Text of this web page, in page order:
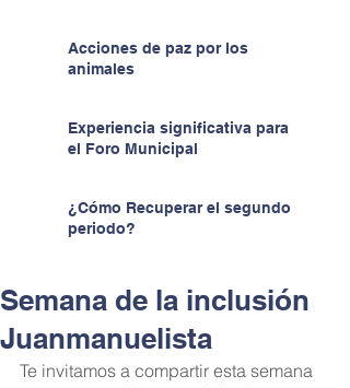
Acciones de paz por los
animales
Experiencia significativa para
el Foro Municipal
¿Cómo Recuperar el segundo
periodo?
Semana de la inclusión
Juanmanuelista
Te invitamos a compartir esta semana